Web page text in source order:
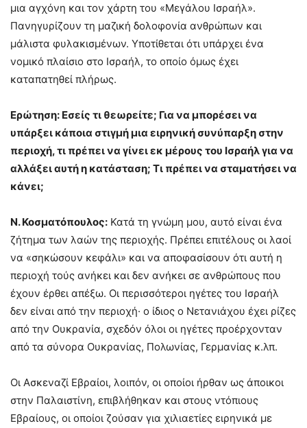
μια αγχόνη και τον χάρτη του «Μεγάλου Ισραήλ».
Πανηγυρίζουν τη μαζική δολοφονία ανθρώπων και
μάλιστα φυλακισμένων. Υποτίθεται ότι υπάρχει ένα
νομικό πλαίσιο στο Ισραήλ, το οποίο όμως έχει
καταπατηθεί πλήρως.
Ερώτηση: Εσείς τι θεωρείτε; Για να μπορέσει να
υπάρξει κάποια στιγμή μια ειρηνική συνύπαρξη στην
περιοχή, τι πρέπει να γίνει εκ μέρους του Ισραήλ για να
αλλάξει αυτή η κατάσταση; Τι πρέπει να σταματήσει να
κάνει;
Ν. Κοσματόπουλος: Κατά τη γνώμη μου, αυτό είναι ένα
ζήτημα των λαών της περιοχής. Πρέπει επιτέλους οι λαοί
να «σηκώσουν κεφάλι» και να αποφασίσουν ότι αυτή η
περιοχή τούς ανήκει και δεν ανήκει σε ανθρώπους που
έχουν έρθει απέξω. Οι περισσότεροι ηγέτες του Ισραήλ
δεν είναι από την περιοχή· ο ίδιος ο Νετανιάχου έχει ρίζες
από την Ουκρανία, σχεδόν όλοι οι ηγέτες προέρχονταν
από τα σύνορα Ουκρανίας, Πολωνίας, Γερμανίας κ.λπ.
Οι Ασκεναζί Εβραίοι, λοιπόν, οι οποίοι ήρθαν ως άποικοι
στην Παλαιστίνη, επιβλήθηκαν και στους ντόπιους
Εβραίους, οι οποίοι ζούσαν για χιλιαετίες ειρηνικά με